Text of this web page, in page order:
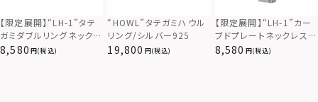
【限定展開】“LH-1”タテ
ガミダブルリングネックレ
ス（ツイスト/シルバー）/
8,580 (税込)
“HOWL”タテガミハウル
リング/シルバー925
19,800 (税込)
【限定展開】“LH-1”カー
ブドプレートネックレス/
サージカルステンレス（金
8,580 (税込)